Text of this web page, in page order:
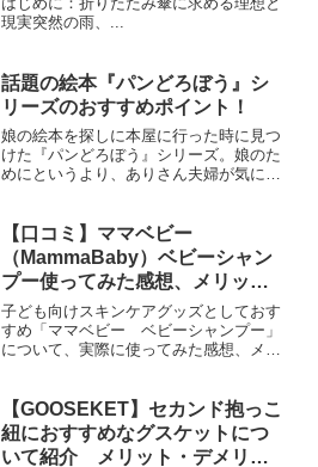
現実突然の雨、...
話題の絵本『パンどろぼう』シ
リーズのおすすめポイント！
娘の絵本を探しに本屋に行った時に見つ
けた『パンどろぼう』シリーズ。娘のた
めにというより、ありさん夫婦が気にな
【口コミ】ママベビー
（MammaBaby）ベビーシャン
プー使ってみた感想、メリッ
ト・デメリット
子ども向けスキンケアグッズとしておす
すめ「ママベビー ベビーシャンプー」
について、実際に使ってみた感想、メリ
【GOOSEKET】セカンド抱っこ
紐におすすめなグスケットにつ
いて紹介 メリット・デメリッ